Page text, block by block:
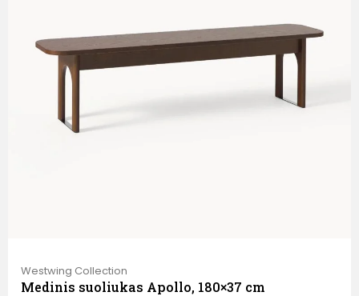
Westwing Collection
Medinis suoliukas Apollo, 180×37 cm